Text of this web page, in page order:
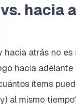
hacia
atrás no es
hacia adelante
ítems
al mismo